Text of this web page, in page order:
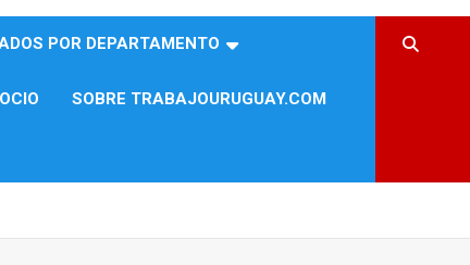
POR DEPARTAMENTO
SOBRE TRABAJOURUGUAY.COM